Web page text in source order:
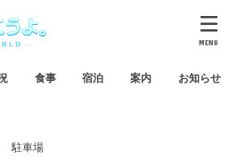
食事 宿泊 案内 お知らせ
MENU
駐車場